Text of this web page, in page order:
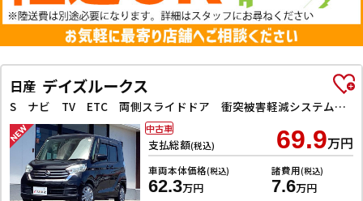
日産 デイズルークス
S ナビ TV ETC 両側スライドドア 衝突被害軽減システム キーレスエントリー アイドリングストップ 電動格納ミラー CVT ESC CD USB ミュージックプレイヤー接続可
支払総額(税込) 69.9万円
車両本体価格(税込)
62.3万円
諸費用(税込)
7.6万円
中古車